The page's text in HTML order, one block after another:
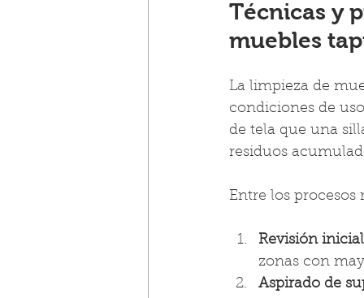
Técnicas y
muebles
La limpieza de
condiciones de
de tela que una
residuos
Entre los
Revisión
zonas con
Aspirado de